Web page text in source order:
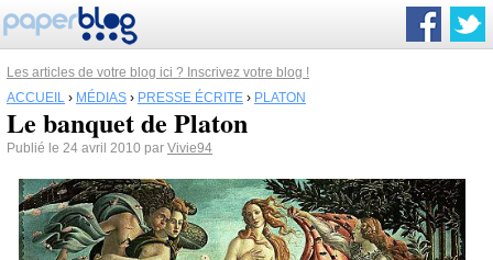
Les articles de votre blog ici ? Inscrivez votre blog !
ACCUEIL › MÉDIAS › PRESSE ÉCRITE › PLATON
Le banquet de Platon
Publié le 24 avril 2010 par Vivie94